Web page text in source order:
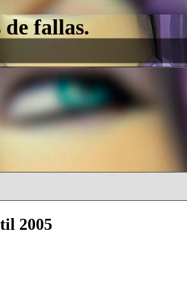
fallas.
2005